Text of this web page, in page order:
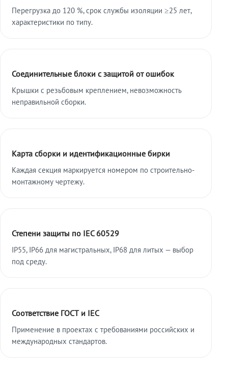
Перегрузка до 120 %, срок службы изоляции ≥25 лет,
характеристики по типу.
Соединительные блоки с защитой от ошибок
Крышки с резьбовым креплением, невозможность
неправильной сборки.
Карта сборки и идентификационные бирки
Каждая секция маркируется номером по строительно-
монтажному чертежу.
Степени защиты по IEC 60529
IP55, IP66 для магистральных, IP68 для литых — выбор
под среду.
Соответствие ГОСТ и IEC
Применение в проектах с требованиями российских и
международных стандартов.